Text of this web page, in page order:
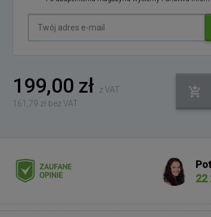
199,00 zł z VAT
161,79 zł bez VAT
22